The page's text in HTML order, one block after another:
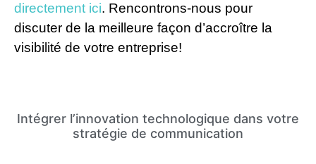
directement ici. Rencontrons-nous pour
discuter de la meilleure façon d’accroître la
visibilité de votre entreprise!
Intégrer l’innovation technologique dans votre
stratégie de communication